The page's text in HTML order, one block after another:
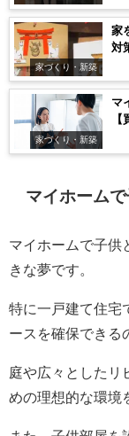
家づくり・新築
家
対
家づくり・新築
マ
マイホーム
マイホームで子供
きな夢です。
特に一戸建て住宅
ースを確保できる
庭や広々としたリ
めの理想的な環境